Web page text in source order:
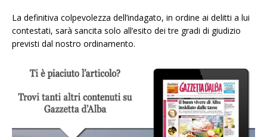
La definitiva colpevolezza dell’indagato, in ordine ai delitti a lui
contestati, sarà sancita solo all’esito dei tre gradi di giudizio
previsti dal nostro ordinamento.